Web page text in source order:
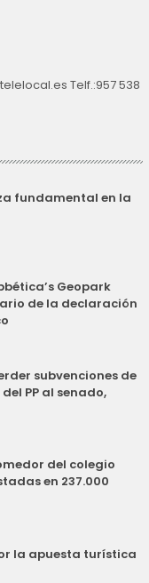
Telf.:957 538
fundamental en la
Geopark
de la declaración
subvenciones de
PP al senado,
del colegio
en 237.000
la apuesta turística